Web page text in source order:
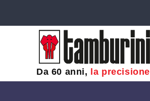
Da 60 anni, la precisione